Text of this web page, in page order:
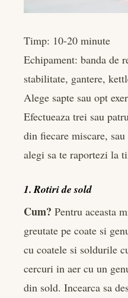
Timp: 10-20 minute
Echipament: banda de
stabilitate, gantere,
Alege sapte sau opt
Efectueaza trei sau
din fiecare miscare,
alegi sa te raportezi la
1. Rotiri de sold
Cum? Pentru aceasta
greutate pe coate si
cu coatele si soldurile
cercuri in aer cu un
din sold. Incearca sa